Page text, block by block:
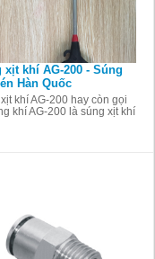
xịt khí AG-200 - Súng
Hàn Quốc
khí AG-200 hay còn gọi
khí AG-200 là súng xịt khí